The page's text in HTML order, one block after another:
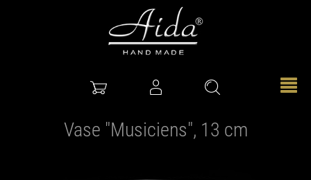
Vase "Musiciens", 13 cm